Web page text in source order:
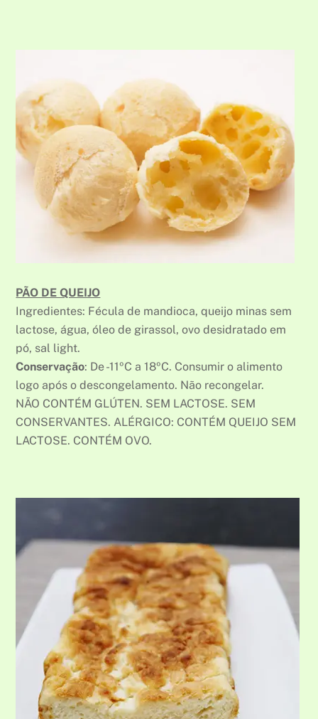
PÃO DE QUEIJO
Ingredientes: Fécula de mandioca, queijo minas sem
lactose, água, óleo de girassol, ovo desidratado em
pó, sal light.
Conservação: De -11ºC a 18ºC. Consumir o alimento
logo após o descongelamento. Não recongelar.
NÃO CONTÉM GLÚTEN. SEM LACTOSE. SEM
CONSERVANTES. ALÉRGICO: CONTÉM QUEIJO SEM
LACTOSE. CONTÉM OVO.